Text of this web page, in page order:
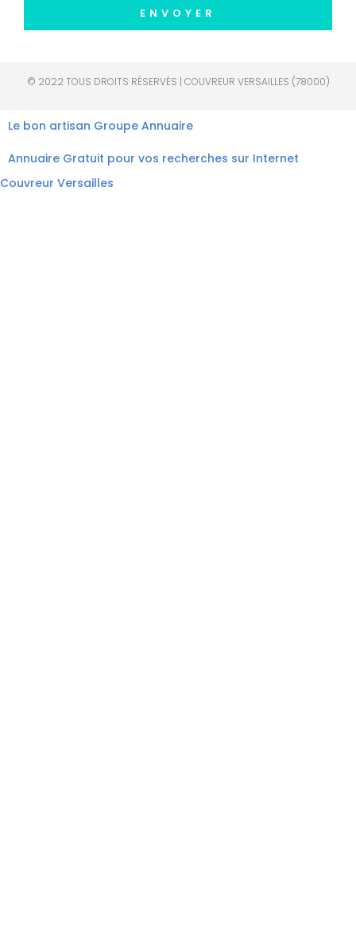
ENVOYER
© 2022 TOUS DROITS RÉSERVÉS | COUVREUR VERSAILLES (78000)
Le bon artisan Groupe Annuaire
Annuaire Gratuit pour vos recherches sur Internet
Couvreur Versailles